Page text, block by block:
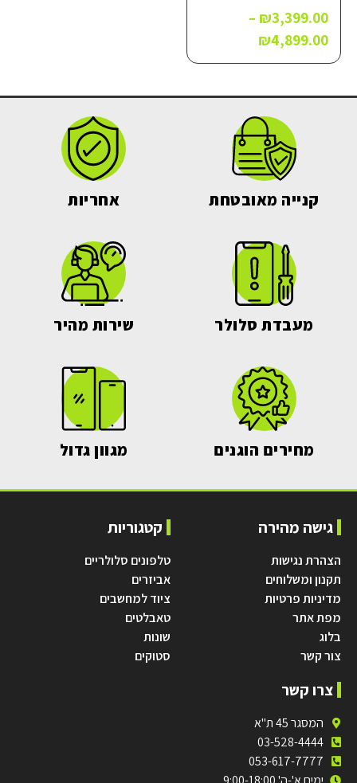
₪3,399.00
–
₪4,899.00
קנייה מאובטחת אחריות
מעבדת סלולר שירות מהיר
מחירים הוגנים מגוון גדול
גישה מהירה
הצהרת נגישות
תקנון ומשלוחים
מדיניות פרטיות
מפת אתר
בלוג
צור קשר
קטגוריות
טלפונים סלולריים
אביזרים
ציוד למחשבים
טאבלטים
שונות
סטוקים
צרו קשר
המסגר 45 ת"א
03-528-4444
053-617-7777